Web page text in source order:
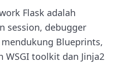
Flask adalah
session, debugger
Blueprints,
toolkit dan Jinja2